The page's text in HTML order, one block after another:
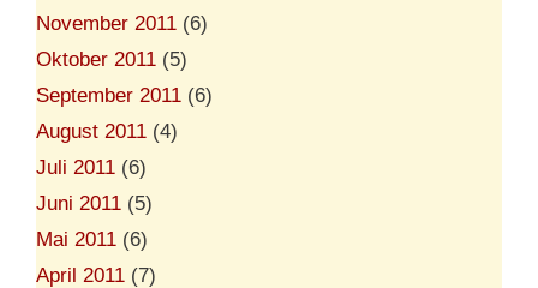
November 2011 (6)
Oktober 2011 (5)
September 2011 (6)
August 2011 (4)
Juli 2011 (6)
Juni 2011 (5)
Mai 2011 (6)
April 2011 (7)